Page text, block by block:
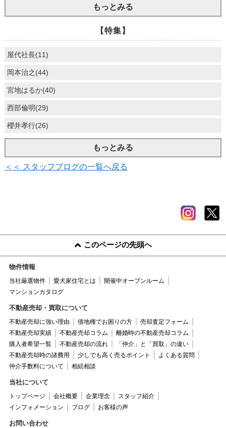
もっとみる
【特集】
屋代社長(11)
岡本治之(44)
宮地はるか(40)
西部倫明(29)
櫻井孝行(26)
もっとみる
＜＜ スタッフブログの一覧へ戻る
このページの先頭へ
物件情報
当社厳選物件 愛犬家住宅とは
開催中オープンルーム
マンションカタログ
不動産売却・買取について
不動産売却に強い理由 借地権でお困りの方
売却査定フォーム
不動産売却実績
不動産売却コラム
離婚時の不動産売却コラム
購入者希望一覧
不動産売却の流れ
「仲介」と「買取」の違い
不動産売却時の諸費用
少しでも高く売るポイント
よくある質問
仲介手数料について
相続相談
当社について
トップページ 会社概要 企業理念
スタッフ紹介
インフォメーション
ブログ お客様の声
お問い合わせ